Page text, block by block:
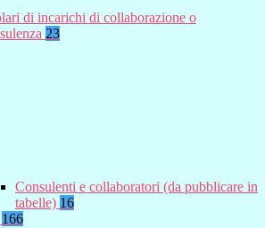
di incarichi di collaborazione o
23
Consulenti e collaboratori (da pubblicare in
tabelle) 16
166